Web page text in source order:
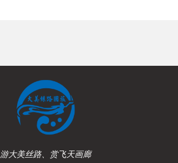
游大美丝路、赏飞天画廊